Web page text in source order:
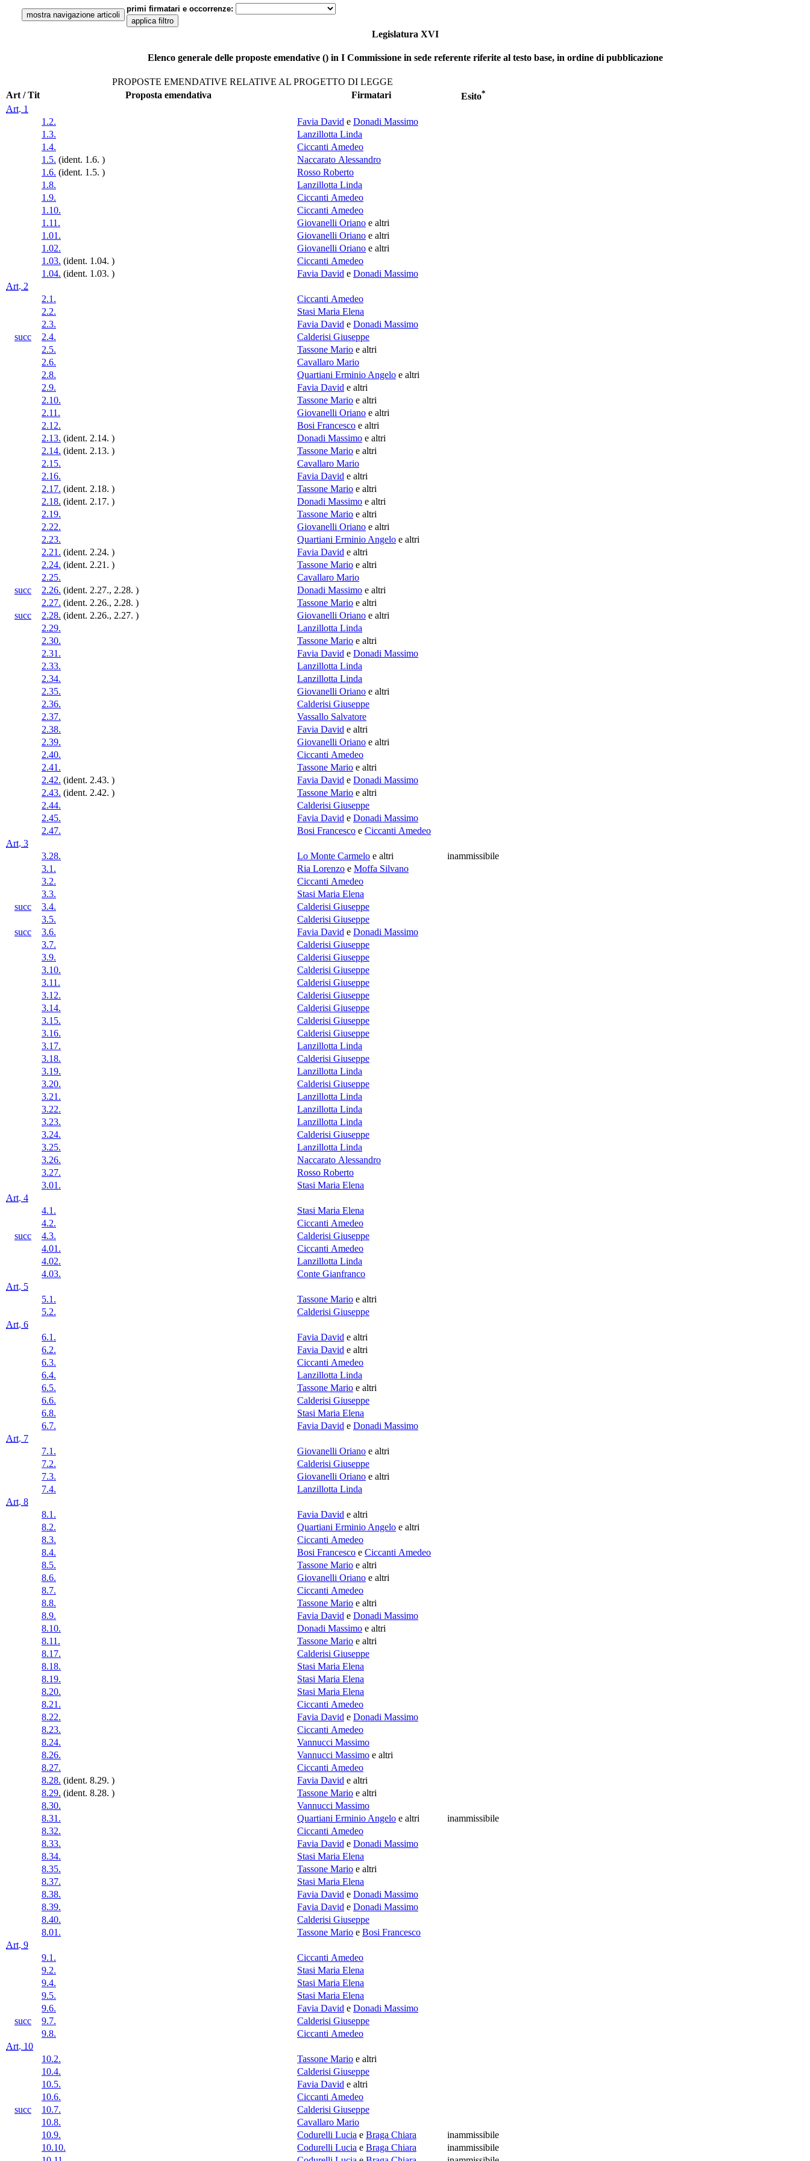
primi firmatari e occorrenze:
Legislatura XVI
Elenco generale delle proposte emendative () in I Commissione in sede referente riferite al testo base, in ordine di pubblicazione
PROPOSTE EMENDATIVE RELATIVE AL PROGETTO DI LEGGE
Art / Tit
Proposta emendativa Firmatari Esito*
Art. 1
1.2.
Favia David e Donadi Massimo
1.3.
Lanzillotta Linda
1.4.
Ciccanti Amedeo
1.5. (ident. 1.6. )
Naccarato Alessandro
1.6. (ident. 1.5. )
Rosso Roberto
1.8.
Lanzillotta Linda
1.9.
Ciccanti Amedeo
1.10.
Ciccanti Amedeo
1.11.
Giovanelli Oriano e altri
1.01.
Giovanelli Oriano e altri
1.02.
Giovanelli Oriano e altri
1.03. (ident. 1.04. )
Ciccanti Amedeo
1.04. (ident. 1.03. ) Favia David e Donadi Massimo
Art. 2
2.1.
Ciccanti Amedeo
2.2.
Stasi Maria Elena
2.3.
Favia David e Donadi Massimo
succ
2.4.
Calderisi Giuseppe
2.5.
Tassone Mario e altri
2.6.
Cavallaro Mario
2.8.
Quartiani Erminio Angelo e altri
2.9.
Favia David e altri
2.10.
Tassone Mario e altri
2.11.
Giovanelli Oriano e altri
2.12.
Bosi Francesco e altri
2.13. (ident. 2.14. ) Donadi Massimo e altri
2.14. (ident. 2.13. ) Tassone Mario e altri
2.15.
Cavallaro Mario
2.16.
Favia David e altri
2.17. (ident. 2.18. ) Tassone Mario e altri
2.18. (ident. 2.17. ) Donadi Massimo e altri
2.19.
Tassone Mario e altri
2.22.
Giovanelli Oriano e altri
2.23.
Quartiani Erminio Angelo e altri
2.21. (ident. 2.24. ) Favia David e altri
2.24. (ident. 2.21. ) Tassone Mario e altri
2.25.
Cavallaro Mario
succ
2.26. (ident. 2.27., 2.28. ) Donadi Massimo e altri
2.27. (ident. 2.26., 2.28. ) Tassone Mario e altri
succ
2.28. (ident. 2.26., 2.27. ) Giovanelli Oriano e altri
2.29.
Lanzillotta Linda
2.30.
Tassone Mario e altri
2.31.
Favia David e Donadi Massimo
2.33.
Lanzillotta Linda
2.34.
Lanzillotta Linda
2.35.
Giovanelli Oriano e altri
2.36.
Calderisi Giuseppe
2.37.
Vassallo Salvatore
2.38.
Favia David e altri
2.39.
Giovanelli Oriano e altri
2.40.
Ciccanti Amedeo
2.41.
Tassone Mario e altri
2.42. (ident. 2.43. ) Favia David e Donadi Massimo
2.43. (ident. 2.42. ) Tassone Mario e altri
2.44.
Calderisi Giuseppe
2.45.
Favia David e Donadi Massimo
2.47.
Bosi Francesco e Ciccanti Amedeo
Art. 3
3.28.
Lo Monte Carmelo e altri
inammissibile
3.1.
Ria Lorenzo e Moffa Silvano
3.2.
Ciccanti Amedeo
3.3.
Stasi Maria Elena
succ
3.4.
Calderisi Giuseppe
3.5.
Calderisi Giuseppe
succ
3.6. Favia David e Donadi Massimo
3.7.
Calderisi Giuseppe
3.9.
Calderisi Giuseppe
3.10.
Calderisi Giuseppe
3.11.
Calderisi Giuseppe
3.12.
Calderisi Giuseppe
3.14.
Calderisi Giuseppe
3.15.
Calderisi Giuseppe
3.16.
Calderisi Giuseppe
3.17.
Lanzillotta Linda
3.18.
Calderisi Giuseppe
3.19.
Lanzillotta Linda
3.20.
Calderisi Giuseppe
3.21.
Lanzillotta Linda
3.22.
Lanzillotta Linda
3.23.
Lanzillotta Linda
3.24.
Calderisi Giuseppe
3.25.
Lanzillotta Linda
3.26.
Naccarato Alessandro
3.27.
Rosso Roberto
3.01.
Stasi Maria Elena
Art. 4
4.1.
Stasi Maria Elena
4.2.
Ciccanti Amedeo
succ
4.3.
Calderisi Giuseppe
4.01.
Ciccanti Amedeo
4.02.
Lanzillotta Linda
4.03.
Conte Gianfranco
Art. 5
5.1.
Tassone Mario e altri
5.2.
Calderisi Giuseppe
Art. 6
6.1.
Favia David e altri
6.2.
Favia David e altri
6.3.
Ciccanti Amedeo
6.4.
Lanzillotta Linda
6.5.
Tassone Mario e altri
6.6.
Calderisi Giuseppe
6.8.
Stasi Maria Elena
6.7.
Favia David e Donadi Massimo
Art. 7
7.1.
Giovanelli Oriano e altri
7.2.
Calderisi Giuseppe
7.3.
Giovanelli Oriano e altri
7.4.
Lanzillotta Linda
Art. 8
8.1.
Favia David e altri
8.2.
Quartiani Erminio Angelo e altri
8.3.
Ciccanti Amedeo
8.4.
Bosi Francesco e Ciccanti Amedeo
8.5.
Tassone Mario e altri
8.6.
Giovanelli Oriano e altri
8.7.
Ciccanti Amedeo
8.8.
Tassone Mario e altri
8.9.
Favia David e Donadi Massimo
8.10.
Donadi Massimo e altri
8.11.
Tassone Mario e altri
8.17.
Calderisi Giuseppe
8.18.
Stasi Maria Elena
8.19.
Stasi Maria Elena
8.20.
Stasi Maria Elena
8.21.
Ciccanti Amedeo
8.22.
Favia David e Donadi Massimo
8.23.
Ciccanti Amedeo
8.24.
Vannucci Massimo
8.26.
Vannucci Massimo e altri
8.27.
Ciccanti Amedeo
8.28. (ident. 8.29. ) Favia David e altri
8.29. (ident. 8.28. ) Tassone Mario e altri
8.30.
Vannucci Massimo
8.31.
Quartiani Erminio Angelo e altri
inammissibile
8.32.
Ciccanti Amedeo
8.33.
Favia David e Donadi Massimo
8.34.
Stasi Maria Elena
8.35.
Tassone Mario e altri
8.37.
Stasi Maria Elena
8.38.
Favia David e Donadi Massimo
8.39.
Favia David e Donadi Massimo
8.40.
Calderisi Giuseppe
8.01.
Tassone Mario e Bosi Francesco
Art. 9
9.1.
Ciccanti Amedeo
9.2.
Stasi Maria Elena
9.4.
Stasi Maria Elena
9.5.
Stasi Maria Elena
9.6.
Favia David e Donadi Massimo
succ
9.7.
Calderisi Giuseppe
9.8.
Ciccanti Amedeo
Art. 10
10.2.
Tassone Mario e altri
10.4.
Calderisi Giuseppe
10.5.
Favia David e altri
10.6.
Ciccanti Amedeo
succ
10.7.
Calderisi Giuseppe
10.8.
Cavallaro Mario
10.9.
Codurelli Lucia e Braga Chiara
inammissibile
10.10.
Codurelli Lucia e Braga Chiara
inammissibile